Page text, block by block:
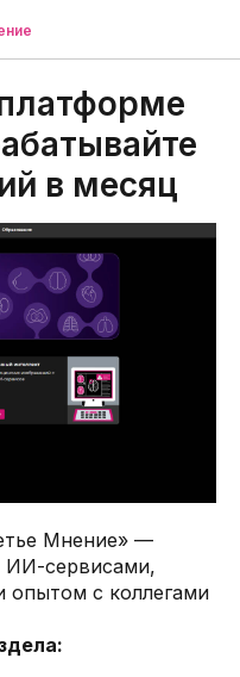
в месяц
Мнение» —
ИИ-сервисами,
опытом с коллегами